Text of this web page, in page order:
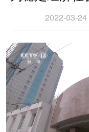
法律 中
食品
学术中国 乡
城市
彩票
2022-03-